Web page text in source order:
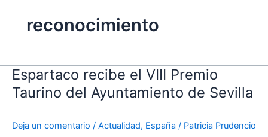
reconocimiento
Espartaco recibe el VIII Premio
Taurino del Ayuntamiento de Sevilla
Deja un comentario / Actualidad, España / Patricia Prudencio
Espartaco
recibe
Premio